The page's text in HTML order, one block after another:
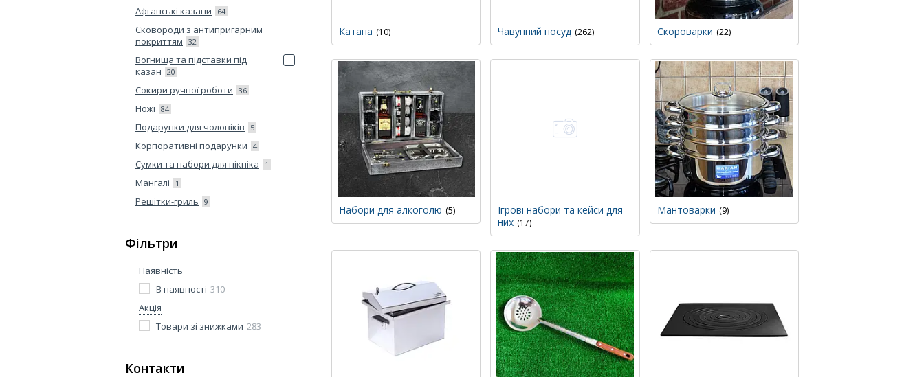
Катана 10 Чавунний посуд 262 Скороварки 22
Набори для алкоголю 5
Ігрові набори та кейси для
них 17
Мантоварки 9
Афганські казани 64
Сковороди з антипригарним
покриттям 32
Вогнища та підставки під
казан 20
Сокири ручної роботи 36
Ножі 84
Подарунки для чоловіків 5
Корпоративні подарунки 4
Сумки та набори для пікніка 1
Мангалі 1
Решітки-гриль 9
Фільтри
Наявність
В наявності 310
Акція
Товари зі знижками 283
Контакти